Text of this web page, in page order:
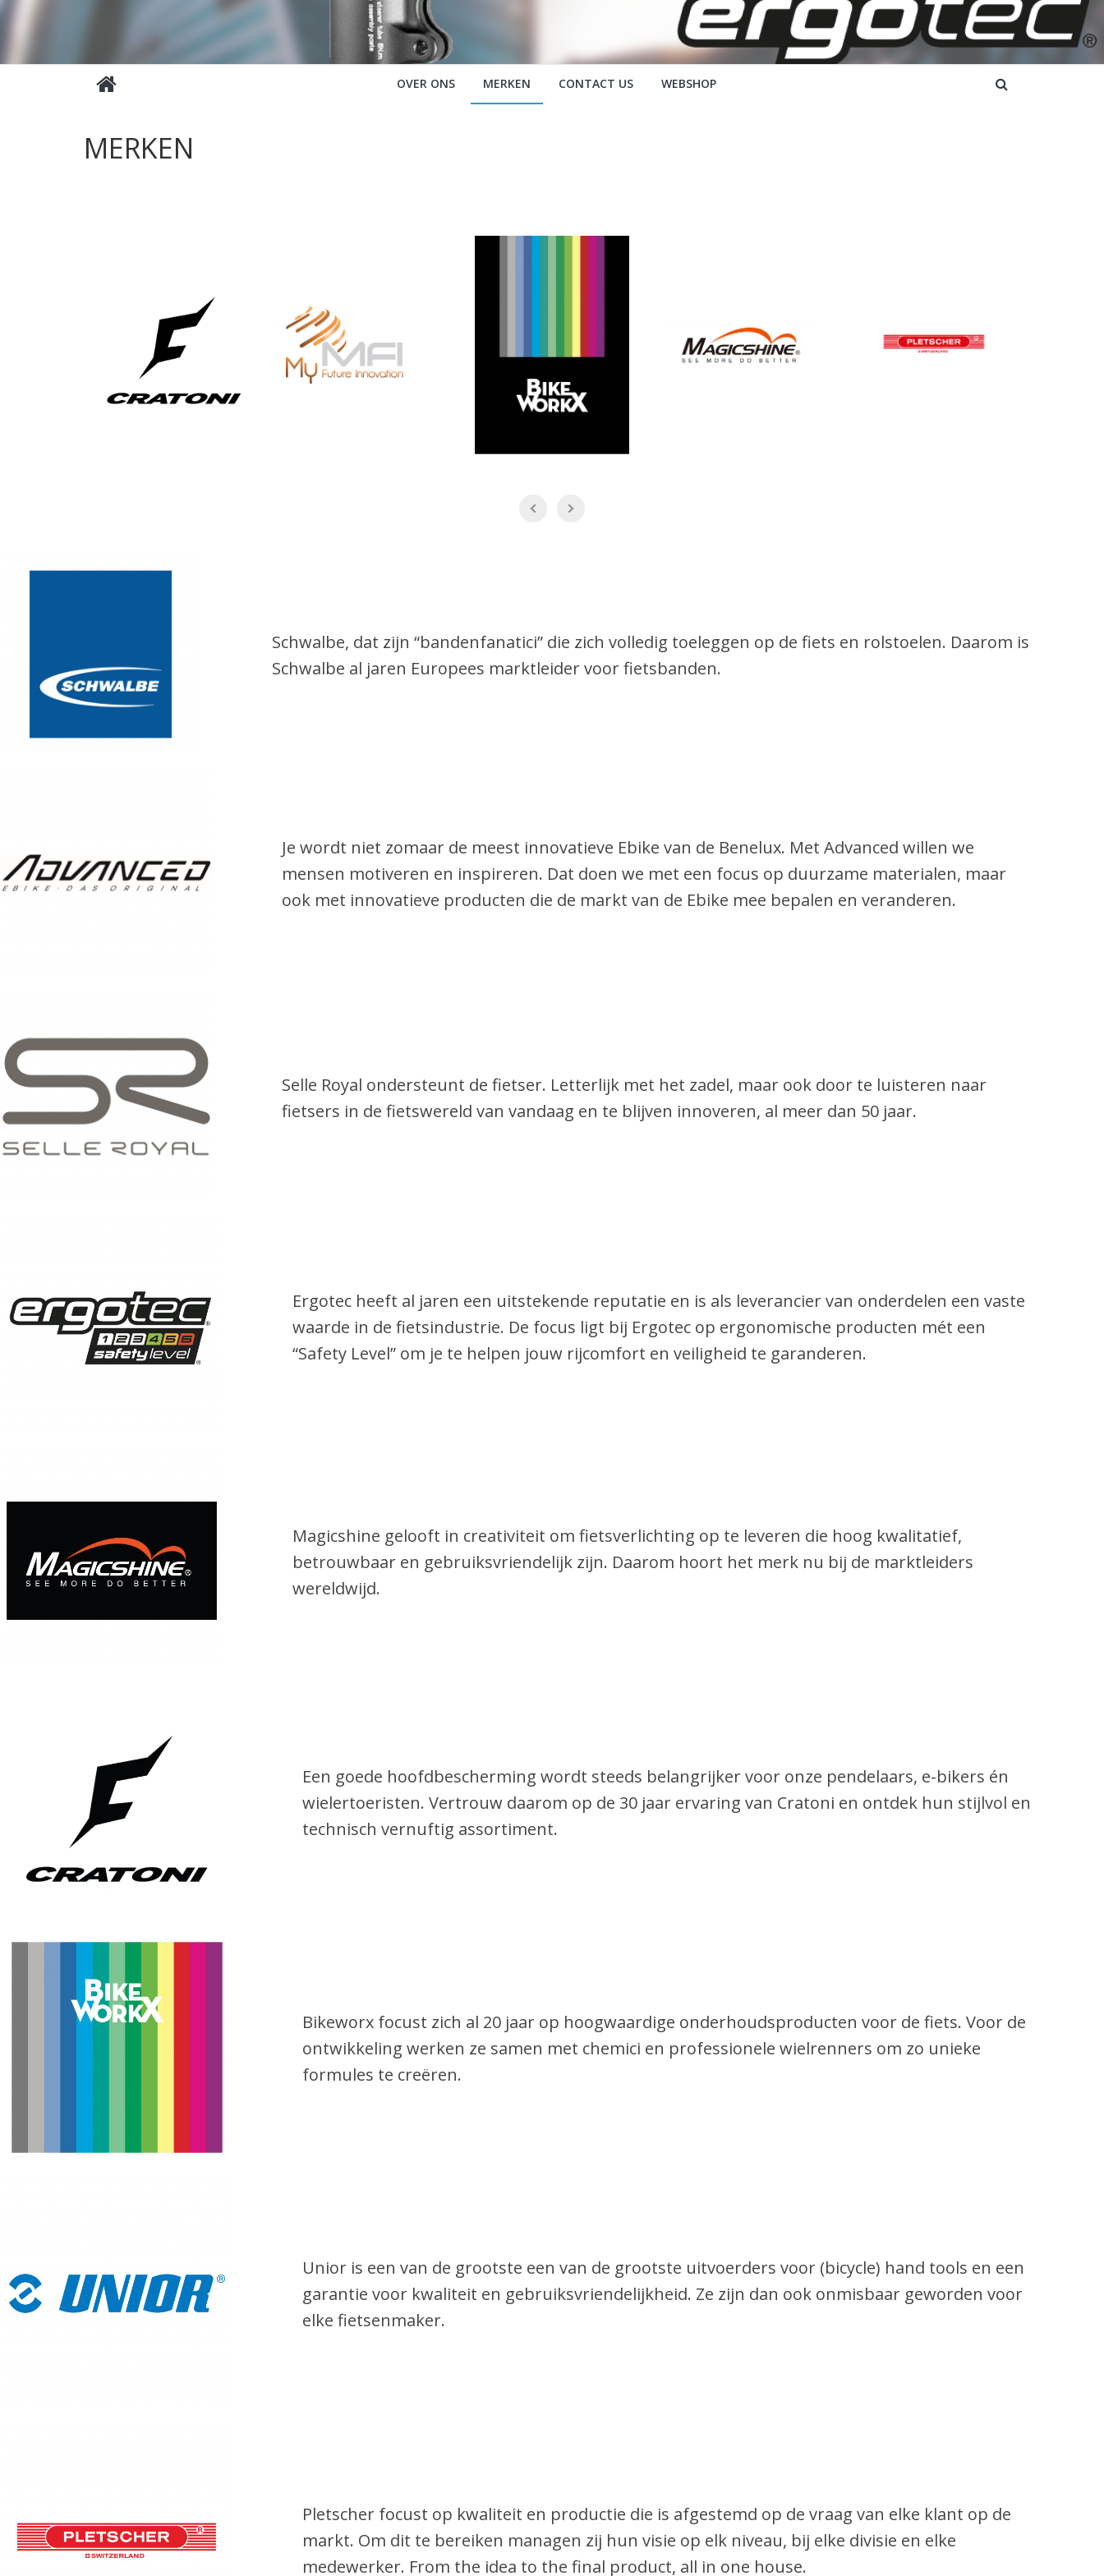
OVER ONS MERKEN CONTACT US WEBSHOP
MERKEN
Schwalbe, dat zijn “bandenfanatici” die zich volledig toeleggen op de fiets en rolstoelen. Daarom is
Schwalbe al jaren Europees marktleider voor fietsbanden.
Je wordt niet zomaar de meest innovatieve Ebike van de Benelux. Met Advanced willen we
mensen motiveren en inspireren. Dat doen we met een focus op duurzame materialen, maar
ook met innovatieve producten die de markt van de Ebike mee bepalen en veranderen.
Selle Royal ondersteunt de fietser. Letterlijk met het zadel, maar ook door te luisteren naar
fietsers in de fietswereld van vandaag en te blijven innoveren, al meer dan 50 jaar.
Ergotec heeft al jaren een uitstekende reputatie en is als leverancier van onderdelen een vaste
waarde in de fietsindustrie. De focus ligt bij Ergotec op ergonomische producten mét een
“Safety Level” om je te helpen jouw rijcomfort en veiligheid te garanderen.
Magicshine gelooft in creativiteit om fietsverlichting op te leveren die hoog kwalitatief,
betrouwbaar en gebruiksvriendelijk zijn. Daarom hoort het merk nu bij de marktleiders
wereldwijd.
Een goede hoofdbescherming wordt steeds belangrijker voor onze pendelaars, e-bikers én
wielertoeristen. Vertrouw daarom op de 30 jaar ervaring van Cratoni en ontdek hun stijlvol en
technisch vernuftig assortiment.
Bikeworx focust zich al 20 jaar op hoogwaardige onderhoudsproducten voor de fiets. Voor de
ontwikkeling werken ze samen met chemici en professionele wielrenners om zo unieke
formules te creëren.
Unior is een van de grootste een van de grootste uitvoerders voor (bicycle) hand tools en een
garantie voor kwaliteit en gebruiksvriendelijkheid. Ze zijn dan ook onmisbaar geworden voor
elke fietsenmaker.
Pletscher focust op kwaliteit en productie die is afgestemd op de vraag van elke klant op de
markt. Om dit te bereiken managen zij hun visie op elk niveau, bij elke divisie en elke
medewerker. From the idea to the final product, all in one house.